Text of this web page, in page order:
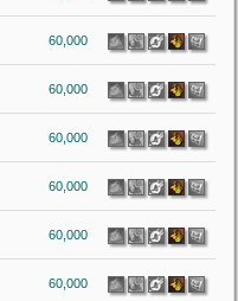
60,000
60,000
60,000
60,000
60,000
60,000